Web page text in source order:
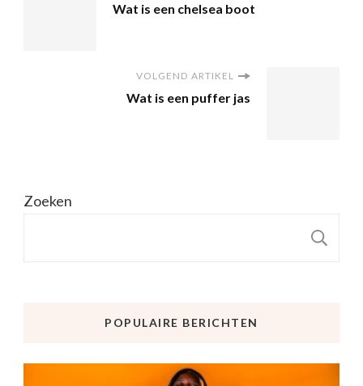
Wat is een chelsea boot
VOLGEND ARTIKEL
Wat is een puffer jas
Zoeken
POPULAIRE BERICHTEN